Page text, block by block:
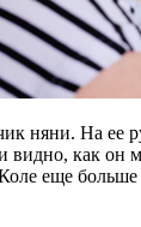
няни. На ее
видно, как он
еще больше